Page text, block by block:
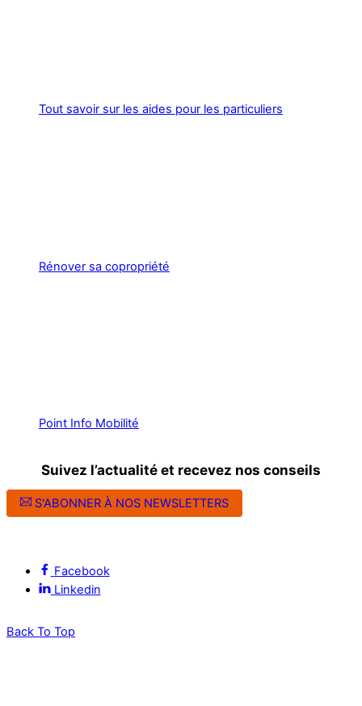
Tout savoir sur les aides pour les particuliers
Rénover sa copropriété
Point Info Mobilité
Suivez l’actualité et recevez nos conseils
S'ABONNER À NOS NEWSLETTERS
Facebook
Linkedin
Back To Top